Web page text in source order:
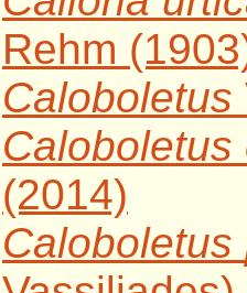
Rehm
Caloboletus
Caloboletus
(2014)
Caloboletus